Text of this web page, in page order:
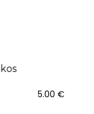
5.00 €